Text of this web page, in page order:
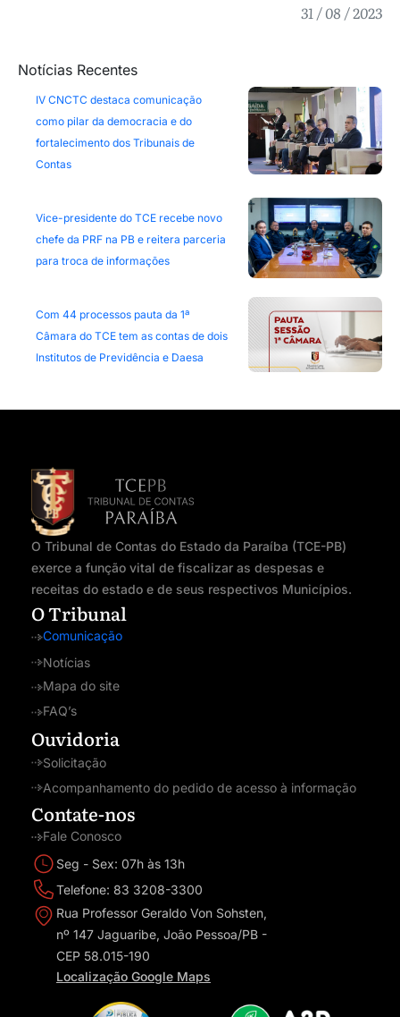
31 / 08 / 2023
Notícias Recentes
IV CNCTC destaca comunicação
como pilar da democracia e do
fortalecimento dos Tribunais de
Contas
Vice-presidente do TCE recebe novo
chefe da PRF na PB e reitera parceria
para troca de informações
Com 44 processos pauta da 1ª
Câmara do TCE tem as contas de dois
Institutos de Previdência e Daesa
O Tribunal de Contas do Estado da Paraíba (TCE-PB)
exerce a função vital de fiscalizar as despesas e
receitas do estado e de seus respectivos Municípios.
O Tribunal
Comunicação
Notícias
Mapa do site
FAQ’s
Ouvidoria
Solicitação
Acompanhamento do pedido de acesso à informação
Contate-nos
Fale Conosco
Seg - Sex: 07h às 13h
Telefone: 83 3208-3300
Rua Professor Geraldo Von Sohsten,
nº 147 Jaguaribe, João Pessoa/PB -
CEP 58.015-190
Localização Google Maps